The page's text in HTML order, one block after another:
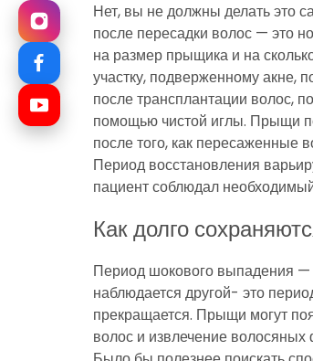
Нет, вы не должны делать это
после пересадки волос — это
на размер прыщика и на
участку, подверженному
после трансплантации волос,
помощью чистой иглы. Прыщи
после того, как пересаженные
Период восстановления
пациент соблюдал
Как долго
Период шокового выпадения
наблюдается другой- это
прекращается. Прыщи могут
волос и извлечение